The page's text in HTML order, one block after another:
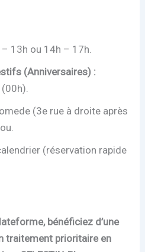
13h ou 14h – 17h.
(Anniversaires) :
(3e rue à droite après
(réservation rapide
bénéficiez d’une
traitement prioritaire en